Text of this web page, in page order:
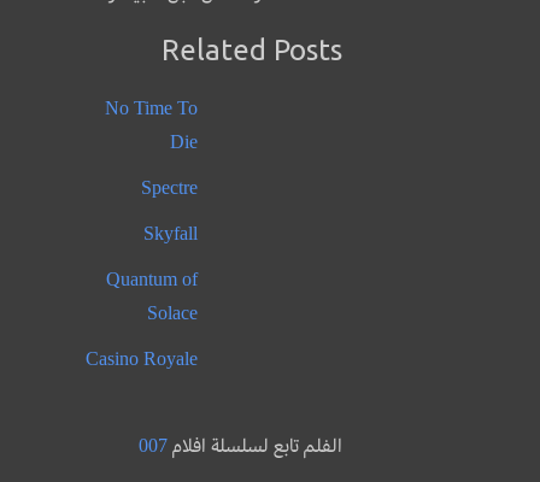
Related Posts
No Time To
Die
Spectre
Skyfall
Quantum of
Solace
Casino Royale
الفلم تابع لسلسلة افلام007